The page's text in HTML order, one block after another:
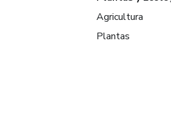
Agricultura
Plantas